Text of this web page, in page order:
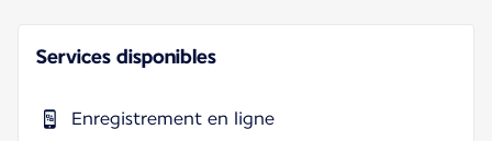
Services disponibles
Enregistrement en ligne